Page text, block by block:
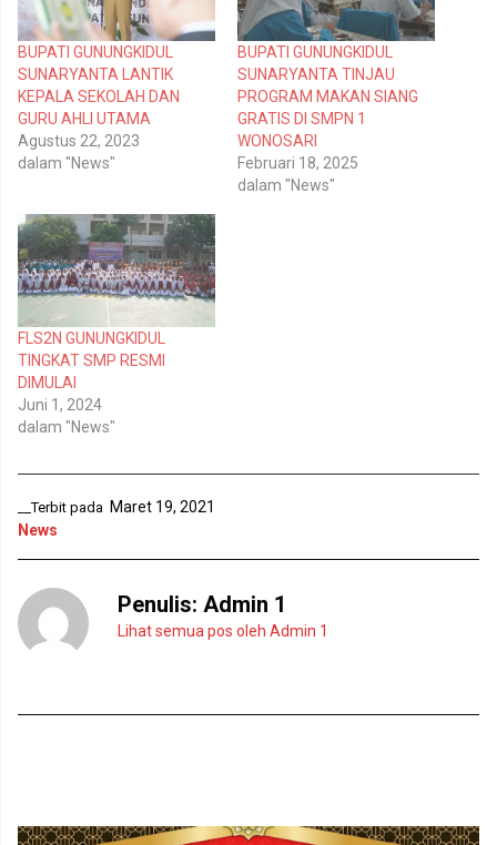
g
i
p
a
d
a
T
w
t
e
M
e
m
b
u
k
a
d
i
j
e
n
d
a
n
b
a
)
g
k
a
n
d
i
F
a
c
e
k
(
M
e
m
b
u
a
d
i
e
y
n
g
r
BUPATI GUNUNGKIDUL
SUNARYANTA LANTIK
KEPALA SEKOLAH DAN
GURU AHLI UTAMA
Agustus 22, 2023
dalam "News"
BUPATI GUNUNGKIDUL
SUNARYANTA TINJAU
PROGRAM MAKAN SIANG
GRATIS DI SMPN 1
WONOSARI
Februari 18, 2025
dalam "News"
FLS2N GUNUNGKIDUL
TINGKAT SMP RESMI
DIMULAI
Juni 1, 2024
dalam "News"
__Terbit pada Maret 19, 2021
News
Penulis: Admin 1
Lihat semua pos oleh Admin 1